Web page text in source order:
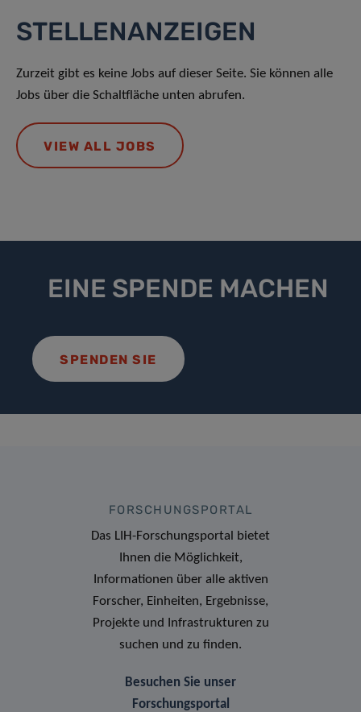
STELLENANZEIGEN
Zurzeit gibt es keine Jobs auf dieser Seite. Sie können alle
Jobs über die Schaltfläche unten abrufen.
VIEW ALL JOBS
EINE SPENDE MACHEN
SPENDEN SIE
FORSCHUNGSPORTAL
Das LIH-Forschungsportal bietet
Ihnen die Möglichkeit,
Informationen über alle aktiven
Forscher, Einheiten, Ergebnisse,
Projekte und Infrastrukturen zu
suchen und zu finden.
Besuchen Sie unser
Forschungsportal